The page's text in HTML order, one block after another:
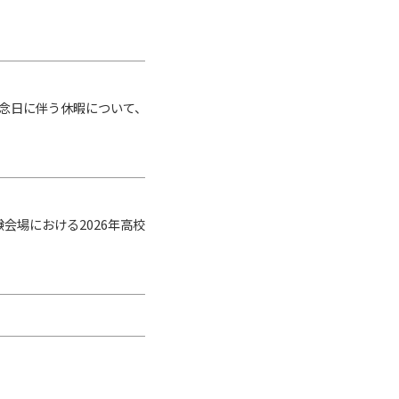
に伴う休暇について、
場における2026年高校